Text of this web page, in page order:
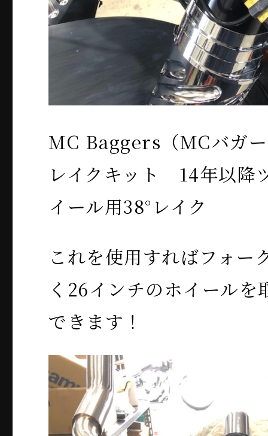
MC Baggers（MCバガ
レイクキット 14年以降
イール用38°レイク
これを使用すればフォー
く26インチのホイール
できます！